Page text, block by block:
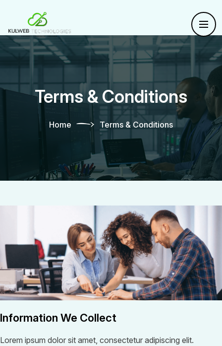
Terms & Conditions
Home Terms & Conditions
Information We Collect
Lorem ipsum dolor sit amet, consectetur adipiscing elit.